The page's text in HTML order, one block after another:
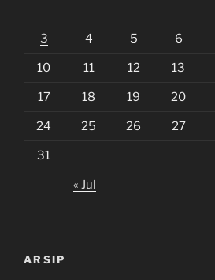
3 4 5 6
10 11 12 13
17 18 19 20
24 25 26 27
31
« Jul
ARSIP